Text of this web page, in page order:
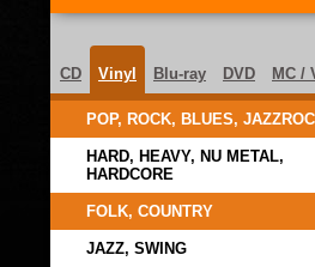
CD Vinyl Blu-ray DVD MC /
POP, ROCK, BLUES,
HARD, HEAVY, NU METAL,
HARDCORE
FOLK, COUNTRY
JAZZ, SWING